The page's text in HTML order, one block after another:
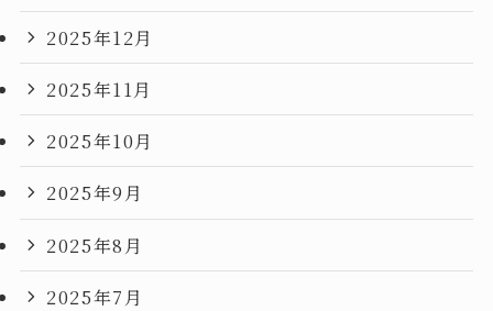
2025年12月
2025年11月
2025年10月
2025年9月
2025年8月
2025年7月